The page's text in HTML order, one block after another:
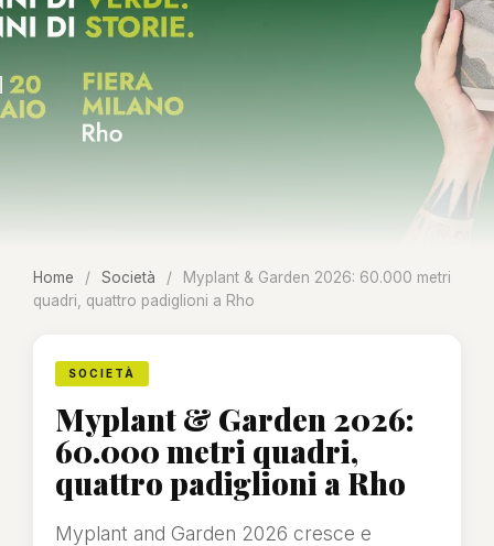
Home / Società /
Myplant & Garden 2026: 60.000 metri
quadri, quattro padiglioni a Rho
SOCIETÀ
Myplant & Garden 2026:
60.000 metri quadri,
quattro padiglioni a Rho
Myplant and Garden 2026 cresce e